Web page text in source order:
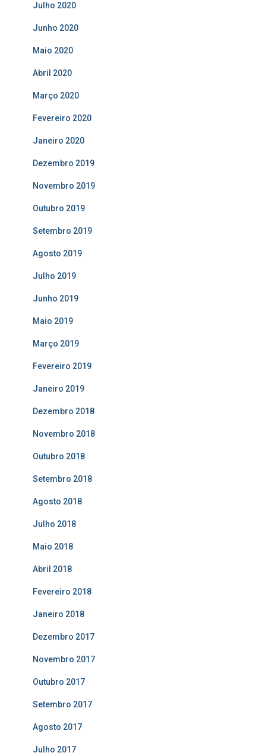
Julho 2020
Junho 2020
Maio 2020
Abril 2020
Março 2020
Fevereiro 2020
Janeiro 2020
Dezembro 2019
Novembro 2019
Outubro 2019
Setembro 2019
Agosto 2019
Julho 2019
Junho 2019
Maio 2019
Março 2019
Fevereiro 2019
Janeiro 2019
Dezembro 2018
Novembro 2018
Outubro 2018
Setembro 2018
Agosto 2018
Julho 2018
Maio 2018
Abril 2018
Fevereiro 2018
Janeiro 2018
Dezembro 2017
Novembro 2017
Outubro 2017
Setembro 2017
Agosto 2017
Julho 2017